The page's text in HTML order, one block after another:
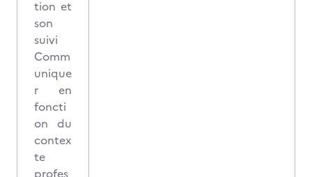
tion et
son
suivi
Comm
unique
r en
foncti
on du
contex
te
profes